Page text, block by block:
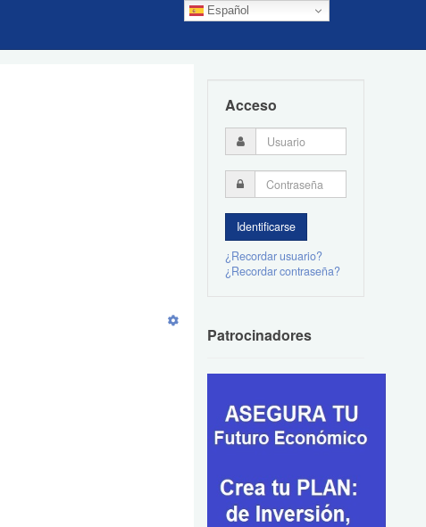
Español
Acceso
¿Recordar usuario?
¿Recordar contraseña?
Patrocinadores